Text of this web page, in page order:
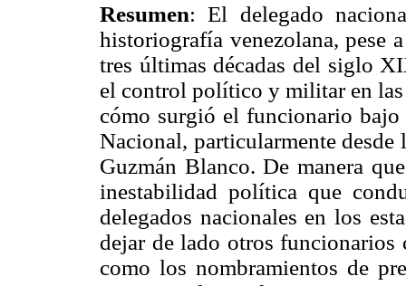
Resumen: El delegado
historiografía venezolana, pese
tres últimas décadas del siglo
el control político y militar en
cómo surgió el funcionario
Nacional, particularmente
Guzmán Blanco. De manera
inestabilidad política que
delegados nacionales en los
dejar de lado otros funcionarios
como los nombramientos de